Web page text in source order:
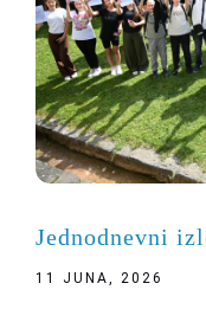
Jednodnevni
11 JUNA, 2026